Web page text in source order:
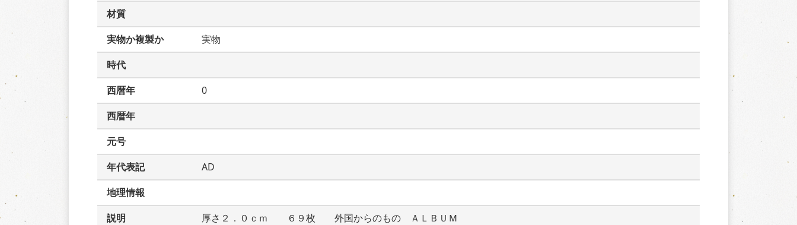
材質
実物か複製か
実物
時代
西暦年
0
西暦年
元号
年代表記
AD
地理情報
説明
厚さ２．０ｃｍ　　６９枚　　外国からのもの　ＡＬＢＵＭ